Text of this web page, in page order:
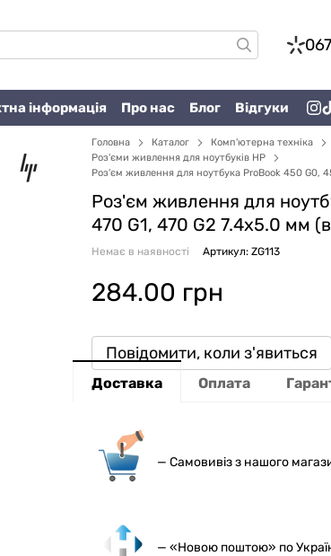
інформація Про нас Блог Відгуки
Головна Каталог Комп'ютерна техніка
Роз'єми живлення для ноутбуків HP
Роз'єм живлення для ноутбука ProBook 450 G0,
Роз'єм живлення для
470 G1, 470 G2 7.4x5.0 мм
Немає в наявності Артикул: ZG113
284.00 грн
Повідомити, коли з'явиться
Доставка Оплата
— Самовивіз з нашого
— «Новою поштою» по